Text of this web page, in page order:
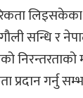
सन्धि र
निरन्तरताको
गर्नु